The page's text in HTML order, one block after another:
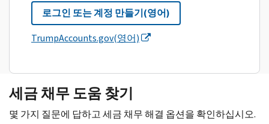
로그인 또는 계정 만들기(영어)
TrumpAccounts.gov(영어)
세금 채무 도움 찾기
몇 가지 질문에 답하고 세금 채무 해결 옵션을 확인하십시오.